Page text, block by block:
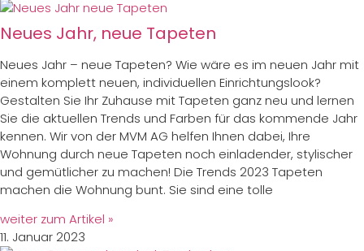
Neues Jahr, neue Tapeten
Neues Jahr – neue Tapeten? Wie wäre es im neuen Jahr mit
einem komplett neuen, individuellen Einrichtungslook?
Gestalten Sie Ihr Zuhause mit Tapeten ganz neu und lernen
Sie die aktuellen Trends und Farben für das kommende Jahr
kennen. Wir von der MVM AG helfen Ihnen dabei, Ihre
Wohnung durch neue Tapeten noch einladender, stylischer
und gemütlicher zu machen! Die Trends 2023 Tapeten
machen die Wohnung bunt. Sie sind eine tolle
weiter zum Artikel »
11. Januar 2023